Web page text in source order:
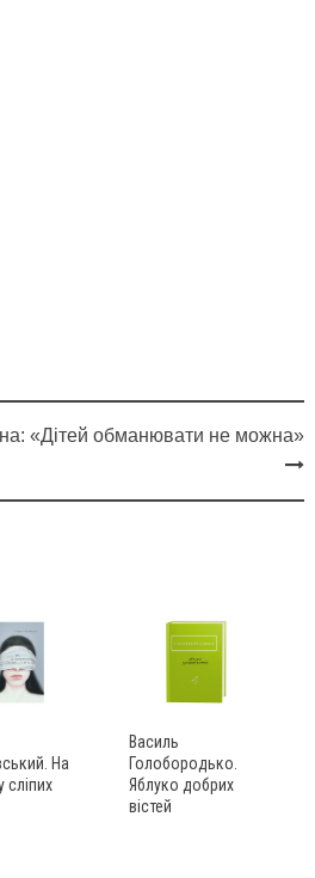
«Дітей обманювати не можна»
На
сліпих
Василь
Голобородько.
Яблуко добрих
вістей